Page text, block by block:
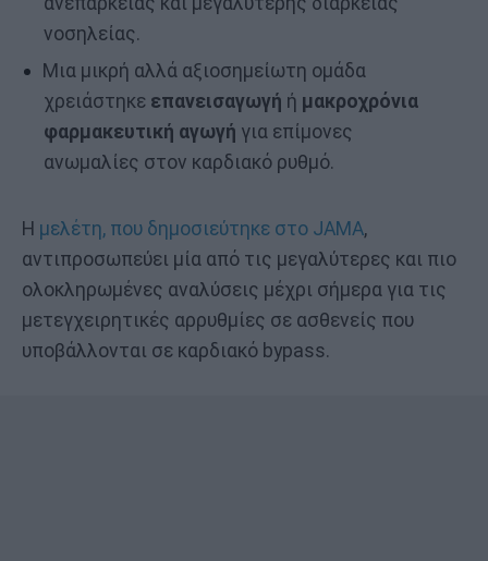
νοσηλείας.
Μια μικρή αλλά αξιοσημείωτη ομάδα
χρειάστηκε επανεισαγωγή ή μακροχρόνια
φαρμακευτική αγωγή για επίμονες
ανωμαλίες στον καρδιακό ρυθμό.
Η μελέτη, που δημοσιεύτηκε στο JAMA,
αντιπροσωπεύει μία από τις μεγαλύτερες και πιο
ολοκληρωμένες αναλύσεις μέχρι σήμερα για τις
μετεγχειρητικές αρρυθμίες σε ασθενείς που
υποβάλλονται σε καρδιακό bypass.